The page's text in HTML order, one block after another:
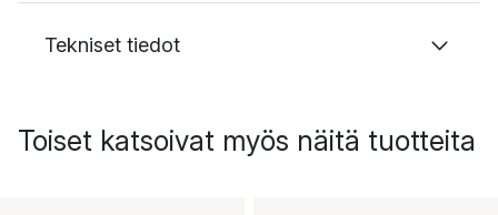
Tekniset tiedot
Toiset katsoivat myös näitä tuotteita